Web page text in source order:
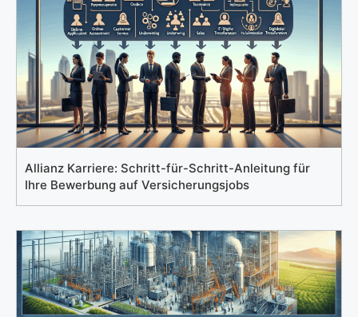
Allianz Karriere: Schritt-für-Schritt-Anleitung für
Ihre Bewerbung auf Versicherungsjobs